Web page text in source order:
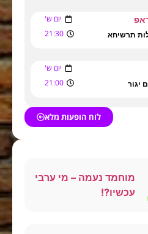
יום ש'
תרשיחא 21:30
יום ש'
יגור 21:00
לוח הופעות מלא
מוחמד נעמה – מי ערבי
עכשיו?!